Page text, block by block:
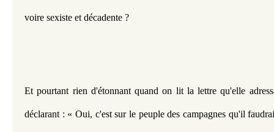
voire sexiste et décadente ?
Et pourtant rien d'étonnant quand on lit la lettre qu'elle
déclarant : « Oui, c'est sur le peuple des campagnes qu'il